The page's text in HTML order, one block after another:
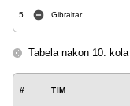
5. Gibraltar
Tabela nakon 10. kola
# TIM